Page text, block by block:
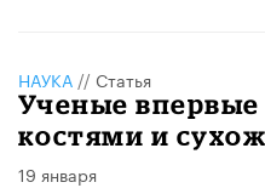
НАУКА // Статья
Ученые впервые
костями и
19 января